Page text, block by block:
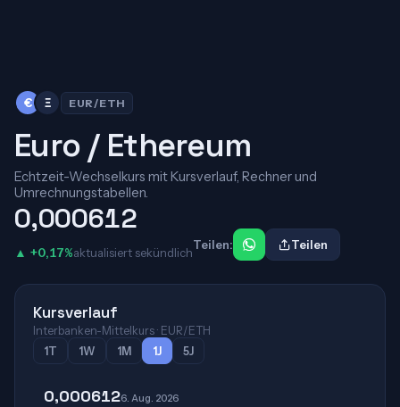
€ Ξ EUR/ETH
Euro / Ethereum
Echtzeit-Wechselkurs mit Kursverlauf, Rechner und
Umrechnungstabellen.
0,000612
▲ +0,17%aktualisiert sekündlich
Teilen: Teilen
Kursverlauf
Interbanken-Mittelkurs · EUR/ETH
1T
1W 1M 1J 5J
0,0006126. Aug. 2026